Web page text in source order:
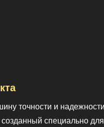
точности и
специально